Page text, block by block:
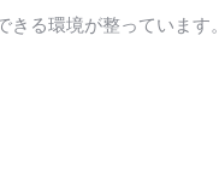
る環境が整っています。